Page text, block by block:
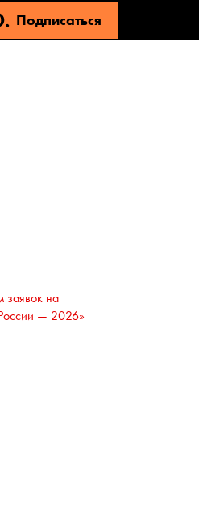
Подписаться
заявок на
— 2026»